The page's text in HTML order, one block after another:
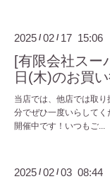
2025 /02 / 17 15:06
[有限会社スー
日(木)のお買
当店では、他店では取
分でぜひ一度いらして
開催中です！いつもご...
2025 /02 /03 08:44